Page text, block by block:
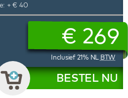
+ € 40
€ 269
Inclusief 21% NL BTW
BESTEL NU